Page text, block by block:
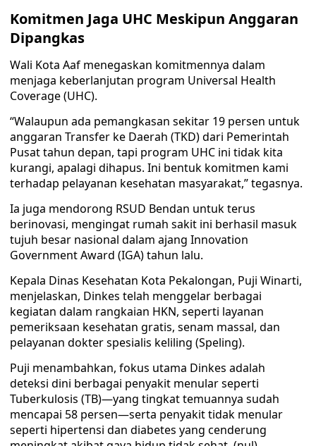
Komitmen Jaga UHC Meskipun Anggaran
Dipangkas
Wali Kota Aaf menegaskan komitmennya dalam
menjaga keberlanjutan program Universal Health
Coverage (UHC).
“Walaupun ada pemangkasan sekitar 19 persen untuk
anggaran Transfer ke Daerah (TKD) dari Pemerintah
Pusat tahun depan, tapi program UHC ini tidak kita
kurangi, apalagi dihapus. Ini bentuk komitmen kami
terhadap pelayanan kesehatan masyarakat,” tegasnya.
Ia juga mendorong RSUD Bendan untuk terus
berinovasi, mengingat rumah sakit ini berhasil masuk
tujuh besar nasional dalam ajang Innovation
Government Award (IGA) tahun lalu.
Kepala Dinas Kesehatan Kota Pekalongan, Puji Winarti,
menjelaskan, Dinkes telah menggelar berbagai
kegiatan dalam rangkaian HKN, seperti layanan
pemeriksaan kesehatan gratis, senam massal, dan
pelayanan dokter spesialis keliling (Speling).
Puji menambahkan, fokus utama Dinkes adalah
deteksi dini berbagai penyakit menular seperti
Tuberkulosis (TB)—yang tingkat temuannya sudah
mencapai 58 persen—serta penyakit tidak menular
seperti hipertensi dan diabetes yang cenderung